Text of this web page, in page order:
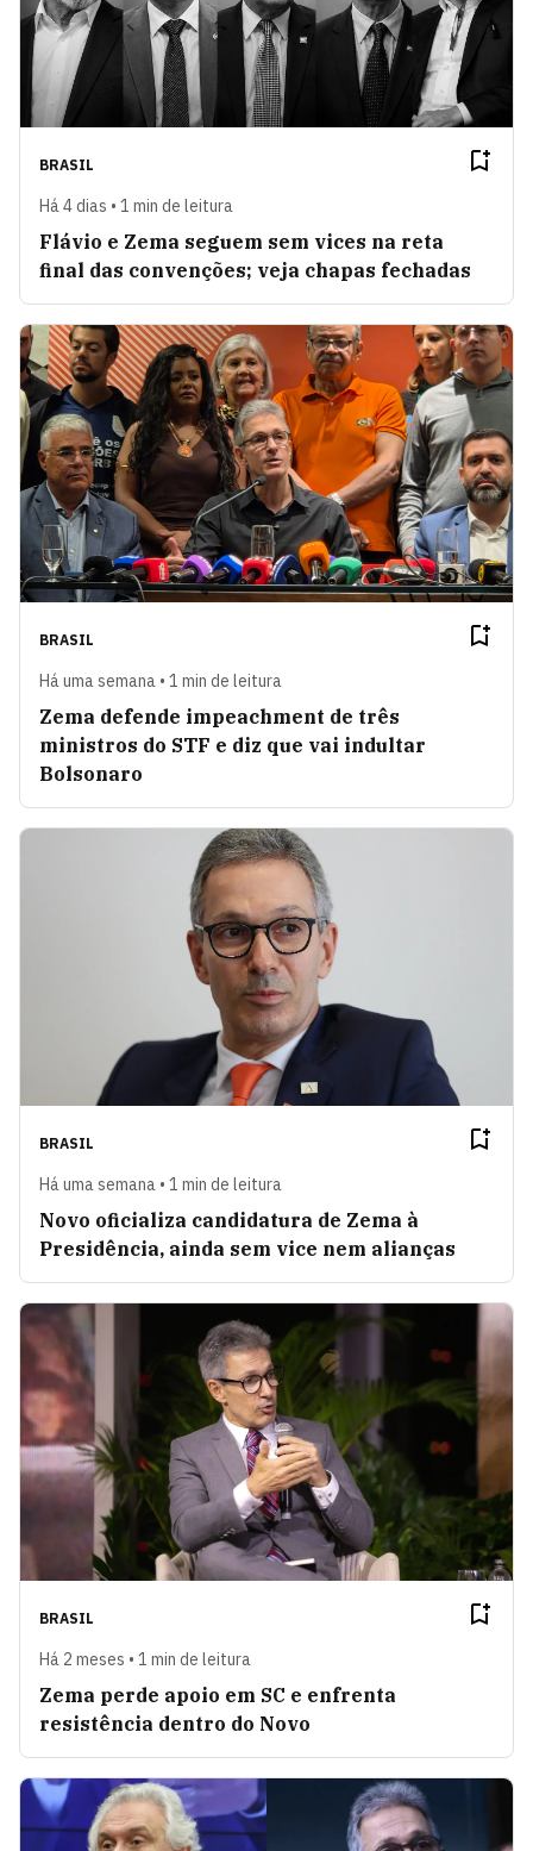
BRASIL
Há 4 dias • 1 min de leitura
Flávio e Zema seguem sem vices na reta
final das convenções; veja chapas fechadas
BRASIL
Há uma semana • 1 min de leitura
Zema defende impeachment de três
ministros do STF e diz que vai indultar
Bolsonaro
BRASIL
Há uma semana • 1 min de leitura
Novo oficializa candidatura de Zema à
Presidência, ainda sem vice nem alianças
BRASIL
Há 2 meses • 1 min de leitura
Zema perde apoio em SC e enfrenta
resistência dentro do Novo